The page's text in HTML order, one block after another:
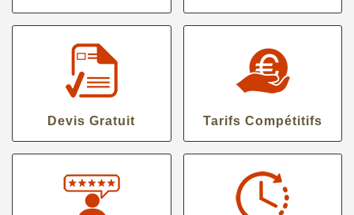
Devis Gratuit Tarifs Compétitifs